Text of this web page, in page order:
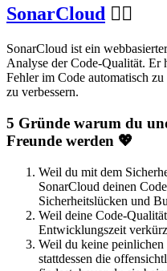
SonarCloud 🧙‍♂️
SonarCloud ist ein
Analyse der Code-Qualität. Er
Fehler im Code automatisch
zu verbessern.
5 Gründe warum du
Freunde werden 💖
Weil du mit dem
SonarCloud deinen
Sicherheitslücken und
Weil deine Code-
Entwicklungszeit
Weil du keine
stattdessen die